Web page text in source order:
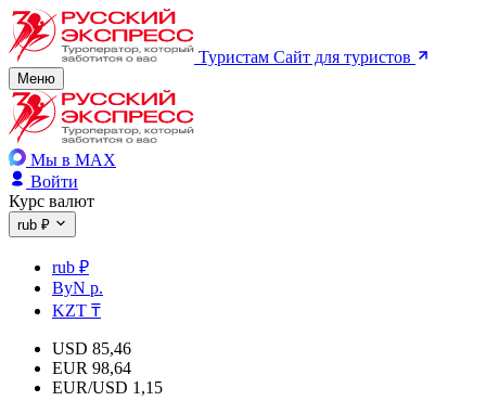
Туристам Сайт для туристов
Меню
Мы в MAX
Войти
Курс валют
rub ₽
rub ₽
ByN р.
KZT ₸
USD 85,46
EUR 98,64
EUR/USD 1,15